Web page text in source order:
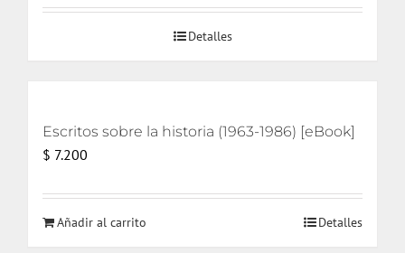
original actual
Detalles
Escritos sobre la historia (1963-1986) [eBook]
$ 7.200
Añadir al carrito Detalles